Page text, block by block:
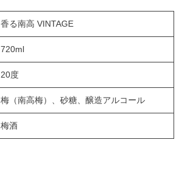
香る南高 VINTAGE
720ml
20度
梅（南高梅）、砂糖、醸造アルコール
梅酒